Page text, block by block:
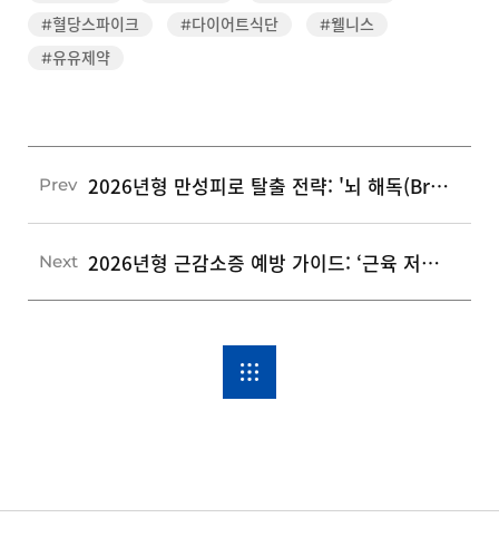
#혈당스파이크
#다이어트식단
#웰니스
#유유제약
Prev 2026년형 만성피로 탈출 전략: '뇌 해독(Brain Detox)'과 수면 환경의 재구성
Next 2026년형 근감소증 예방 가이드: ‘근육 저축’으로 완성하는 건강 수명과 대사 관리